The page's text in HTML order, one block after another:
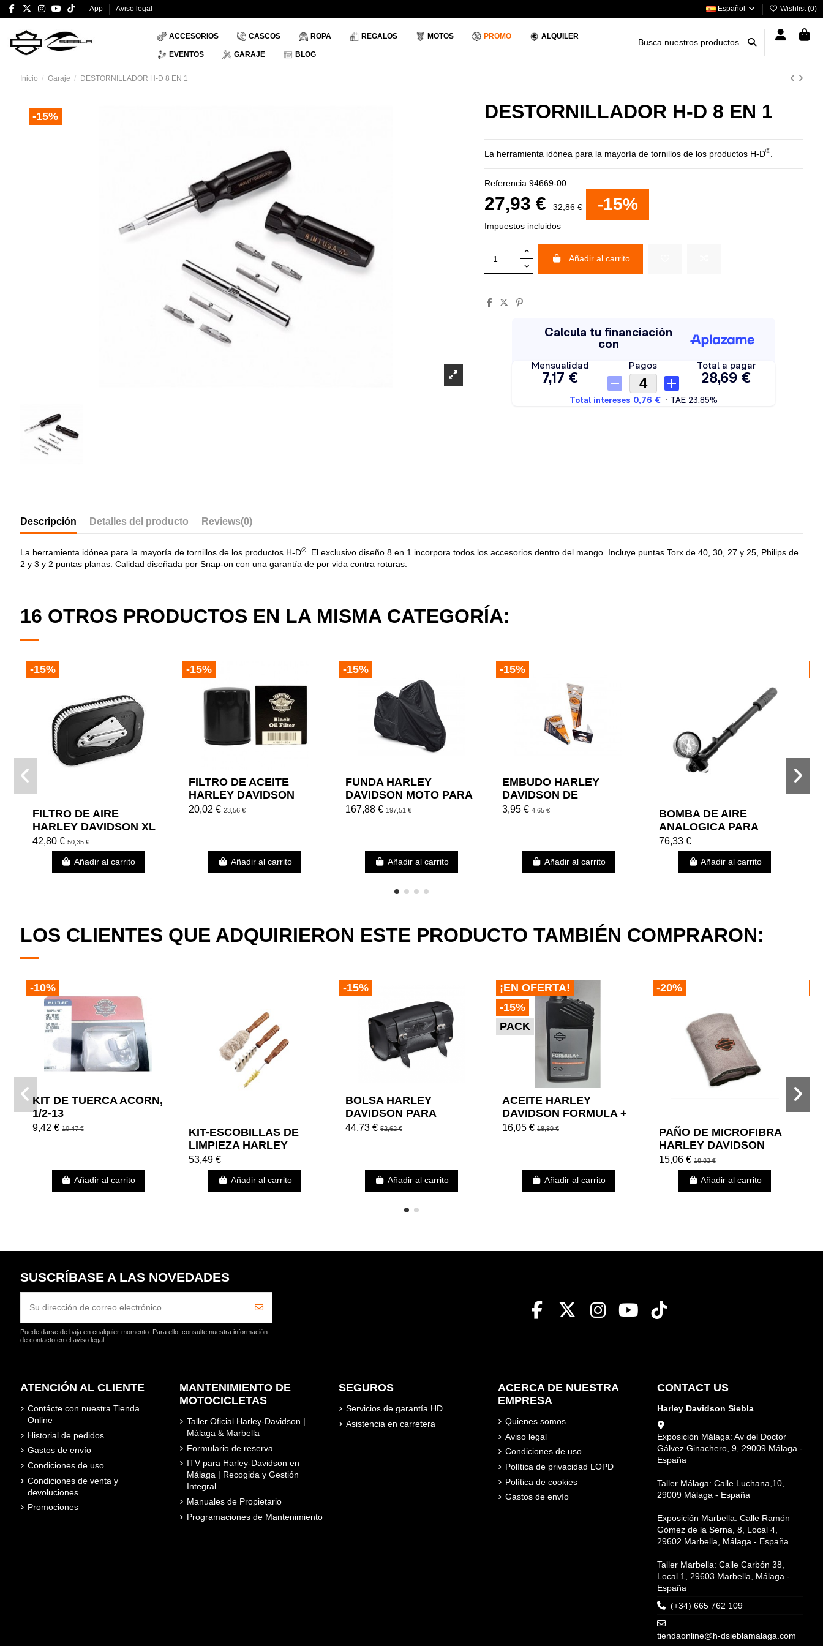
App Aviso legal Español Wishlist (0)
ACCESORIOS CASCOS ROPA REGALOS MOTOS PROMO ALQUILER
EVENTOS GARAJE BLOG
Inicio Garaje DESTORNILLADOR H-D 8 EN 1
-15% DESTORNILLADOR H-D 8 EN 1
La herramienta idónea para la mayoría de tornillos de los productos H-D®.
Referencia 94669-00
27,93 € 32,86 € -15%
Impuestos incluidos
Añadir al carrito
Descripción Detalles del producto Reviews(0)
La herramienta idónea para la mayoría de tornillos de los productos H-D®. El exclusivo diseño 8 en 1 incorpora todos los accesorios dentro del mango. Incluye puntas Torx de 40, 30, 27 y 25, Philips de
2 y 3 y 2 puntas planas. Calidad diseñada por Snap-on con una garantía de por vida contra roturas.
16 OTROS PRODUCTOS EN LA MISMA CATEGORÍA:
-15%
FILTRO DE AIRE
HARLEY DAVIDSON XL
88 - 03
42,80 € 50,35 €
Añadir al carrito
-15%
FILTRO DE ACEITE
HARLEY DAVIDSON
NEGRO
20,02 €23,56 €
Añadir al carrito
-15%
FUNDA HARLEY
DAVIDSON MOTO PARA
INTERIOR / EXTERIOR
167,88 €197,51 €
Añadir al carrito
-15%
EMBUDO HARLEY
DAVIDSON DE
LLENADO DE ACEITE
3,95 € 4,65 €
Añadir al carrito
BOMBA DE AIRE
ANALOGICA PARA
SUSPENSIÓN HARLEY
DAVIDSON TOURING
76,33 €
Añadir al carrito
LOS CLIENTES QUE ADQUIRIERON ESTE PRODUCTO TAMBIÉN COMPRARON:
-10%
KIT DE TUERCA ACORN,
1/2-13
9,42 € 10,47 €
Añadir al carrito
KIT-ESCOBILLAS DE
LIMPIEZA HARLEY
DAVIDSON
53,49 €
Añadir al carrito
-15%
BOLSA HARLEY
DAVIDSON PARA
MANILLAR/HORQUILLA
44,73 €52,62 €
Añadir al carrito
¡EN OFERTA!
-15%
PACK
ACEITE HARLEY
DAVIDSON FORMULA +
16,05 € 18,89 €
Añadir al carrito
-20%
PAÑO DE MICROFIBRA
HARLEY DAVIDSON
PARA LIMPIEZA AL
DETALLES
15,06 € 18,83 €
Añadir al carrito
SUSCRÍBASE A LAS NOVEDADES
Puede darse de baja en cualquier momento. Para ello, consulte nuestra información
de contacto en el aviso legal.
ATENCIÓN AL CLIENTE
Contácte con nuestra Tienda
Online
Historial de pedidos
Gastos de envío
Condiciones de uso
Condiciones de venta y
devoluciones
Promociones
MANTENIMIENTO DE
MOTOCICLETAS
Taller Oficial Harley-Davidson |
Málaga & Marbella
Formulario de reserva
ITV para Harley-Davidson en
Málaga | Recogida y Gestión
Integral
Manuales de Propietario
Programaciones de Mantenimiento
SEGUROS
Servicios de garantía HD
Asistencia en carretera
ACERCA DE NUESTRA
EMPRESA
Quienes somos
Aviso legal
Condiciones de uso
Política de privacidad LOPD
Política de cookies
Gastos de envío
CONTACT US
Harley Davidson Siebla
Exposición Málaga: Av del Doctor
Gálvez Ginachero, 9, 29009 Málaga -
España
Taller Málaga: Calle Luchana,10,
29009 Málaga - España
Exposición Marbella: Calle Ramón
Gómez de la Serna, 8, Local 4,
29602 Marbella, Málaga - España
Taller Marbella: Calle Carbón 38,
Local 1, 29603 Marbella, Málaga -
España
(+34) 665 762 109
tiendaonline@h-dsieblamalaga.com